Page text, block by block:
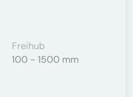
Freihub
100 - 1500 mm